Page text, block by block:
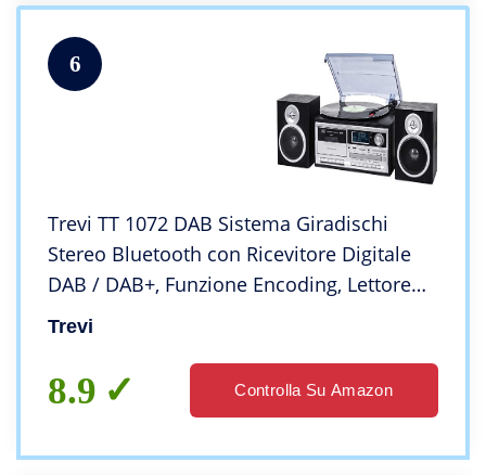
6
Trevi TT 1072 DAB Sistema Giradischi
Stereo Bluetooth con Ricevitore Digitale
DAB / DAB+, Funzione Encoding, Lettore
Mp3, CD, USB, Aux-In, SD, Musicassette,
Trevi
8.9 Controlla Su Amazon